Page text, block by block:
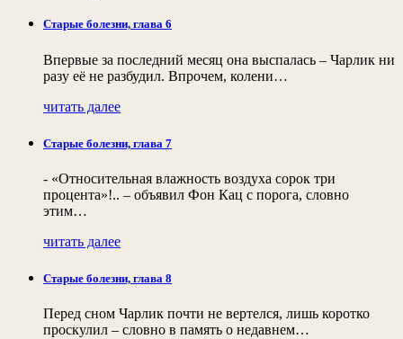
Старые болезни, глава 6
Впервые за последний месяц она выспалась – Чарлик ни
разу её не разбудил. Впрочем, колени…
читать далее
Старые болезни, глава 7
- «Относительная влажность воздуха сорок три
процента»!.. – объявил Фон Кац с порога, словно
этим…
читать далее
Старые болезни, глава 8
Перед сном Чарлик почти не вертелся, лишь коротко
проскулил – словно в память о недавнем…